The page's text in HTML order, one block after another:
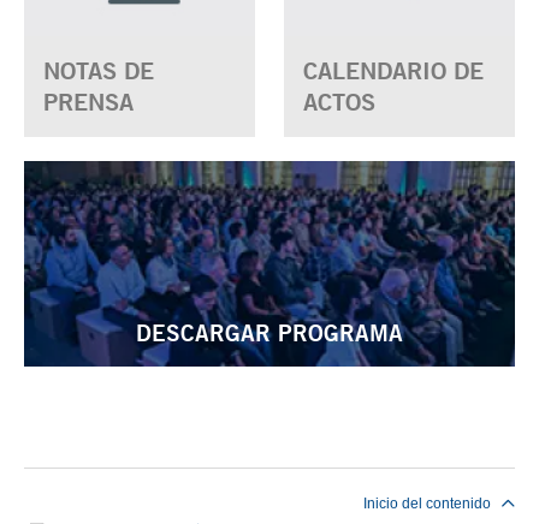
NOTAS DE
PRENSA
CALENDARIO DE
ACTOS
DESCARGAR PROGRAMA
Inicio del contenido